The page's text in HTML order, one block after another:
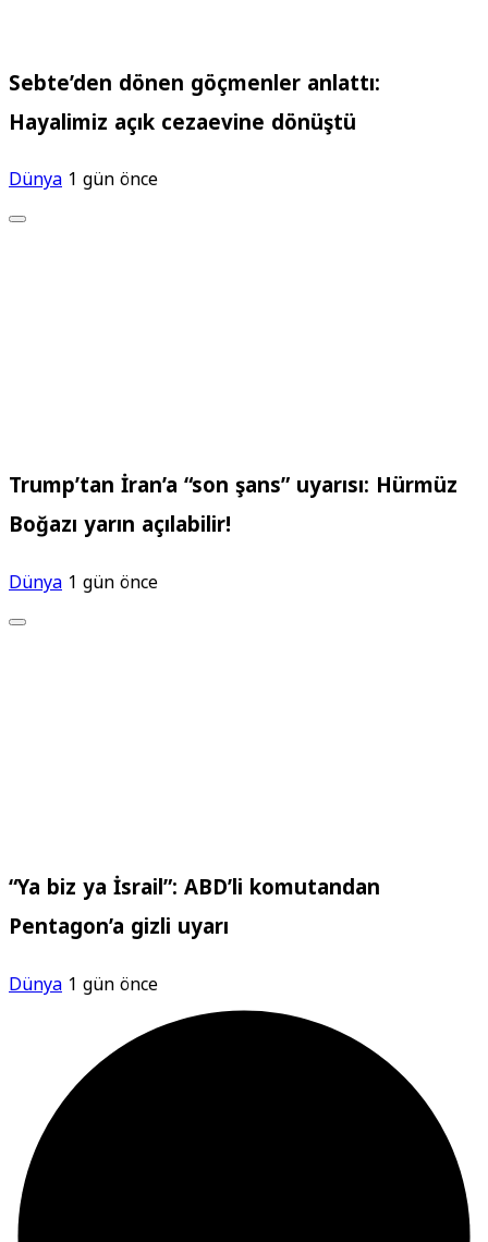
Sebte’den dönen göçmenler anlattı:
Hayalimiz açık cezaevine dönüştü
Dünya 1 gün önce
Trump’tan İran’a “son şans” uyarısı: Hürmüz
Boğazı yarın açılabilir!
Dünya 1 gün önce
“Ya biz ya İsrail”: ABD’li komutandan
Pentagon’a gizli uyarı
Dünya 1 gün önce